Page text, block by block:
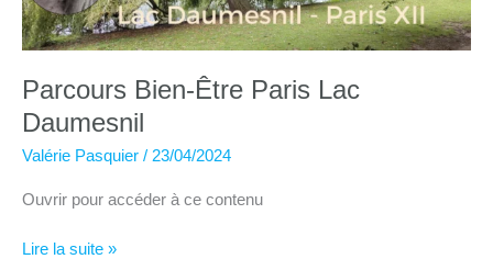
Parcours Bien-Être Paris Lac
Daumesnil
Valérie Pasquier / 23/04/2024
Ouvrir pour accéder à ce contenu
Parcours
Lire la suite »